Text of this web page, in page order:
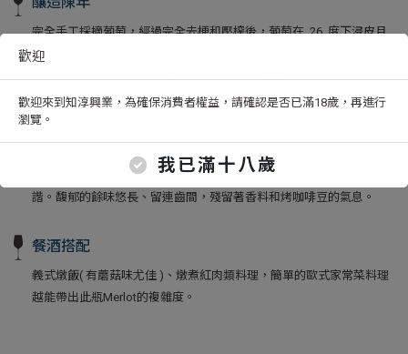
歡迎
歡迎來到知淳興業，為確保消費者權益，請確認是否已滿18歲，再進行
瀏覽。
我已滿十八歲
完全手工採摘葡萄，經過完全去梗和壓榨後，葡萄在 26 度下浸皮且
發酵 21 天，乳酸發酵則在橡木桶中進行。在中度烘烤的法國橡木桶
酒款表現
散發著誘人的黑櫻桃、紫花、地中海香料味及咖啡香。彷彿咬下一口
黑森林蛋糕，黑櫻桃醬的甜酸，如奶油般絲滑的單寧，整體平衡和
諧。馥郁的餘味悠長、留連齒間，殘留著香料和烤咖啡豆的氣息。
餐酒搭配
義式燉飯( 有蘑菇味尤佳 )、燉煮紅肉類料理，簡單的歐式家常菜料理
越能帶出此瓶Merlot的複雜度。